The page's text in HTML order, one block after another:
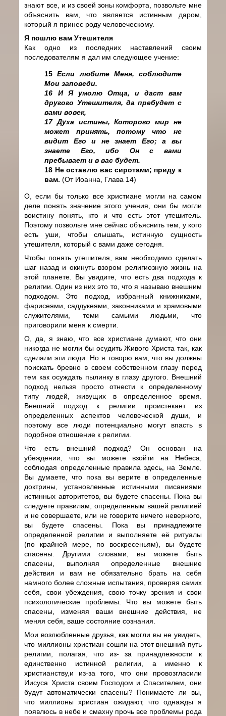
знают все, и из своей зоны комфорта, позвольте мне
объяснить вам, что является истинным даром,
который я принес роду человеческому.
Я пошлю вам Утешителя
Как одно из последних наставлений своим
последователям я дал им следующее учение:
15 Если любите Меня, соблюдите
Мои заповеди.
16 И Я умолю Отца, и даст вам
другого Утешителя, да пребудет с
вами вовек,
17 Духа истины, Которого мир не
может принять, потому что не
видит Его и не знает Его; а вы
знаете Его, ибо Он с вами
пребывает и в вас будет.
18 Не оставлю вас сиротами; приду к
вам.(От Иоанна, Глава 14)
О, если бы только все христиане могли на самом
деле понять значение этого учения, они бы могли
воистину понять, кто и что есть этот утешитель.
Поэтому позвольте мне сейчас объяснить тем, у кого
есть уши, чтобы слышать, истинную сущность
утешителя, который с вами даже сегодня.
Чтобы понять утешителя, вам необходимо сделать
шаг назад и окинуть взором религиозную жизнь на
этой планете. Вы увидите, что есть два подхода к
религии. Один из них это то, что я называю внешним
подходом. Это подход, избранный книжниками,
фарисеями, саддукеями, законниками и храмовыми
служителями, теми самыми людьми, что
приговорили меня к смерти.
О, да, я знаю, что все христиане думают, что они
никогда не могли бы осудить Живого Христа так, как
сделали эти люди. Но я говорю вам, что вы должны
поискать бревно в своем собственном глазу перед
тем как осуждать пылинку в глазу другого. Внешний
подход нельзя просто отнести к определенному
типу людей, живущих в определенное время.
Внешний подход к религии проистекает из
определенных аспектов человеческой души, и
поэтому все люди потенциально могут впасть в
подобное отношение к религии.
Что есть внешний подход? Он основан на
убеждении, что вы можете взойти на Небеса,
соблюдая определенные правила здесь, на Земле.
Вы думаете, что пока вы верите в определенные
доктрины, установленные истинными писаниями
истинных авторитетов, вы будете спасены. Пока вы
следуете правилам, определенным вашей религией
и не совершаете, или не говорите ничего неверного,
вы будете спасены. Пока вы принадлежите
определенной религии и выполняете её ритуалы
(по крайней мере, по воскресеньям), вы будете
спасены. Другими словами, вы можете быть
спасены, выполняя определенные внешние
действия и вам не обязательно брать на себя
намного более сложные испытания, проверяя самих
себя, свои убеждения, свою точку зрения и свои
психологические проблемы. Что вы можете быть
спасены, изменяя ваши внешние действия, не
меняя себя, ваше состояние сознания.
Мои возлюбленные друзья, как могли вы не увидеть,
что миллионы христиан сошли на этот внешний путь
религии, полагая, что из- за принадлежности к
единственно истинной религии, а именно к
христианству,и из-за того, что они провозгласили
Иисуса Христа своим Господом и Спасителем, они
будут автоматически спасены? Понимаете ли вы,
что миллионы христиан ожидают, что однажды я
появлюсь в небе и смахну прочь все проблемы рода